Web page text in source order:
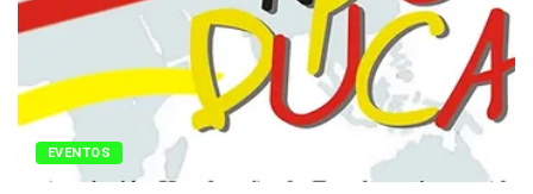
EVENTOS